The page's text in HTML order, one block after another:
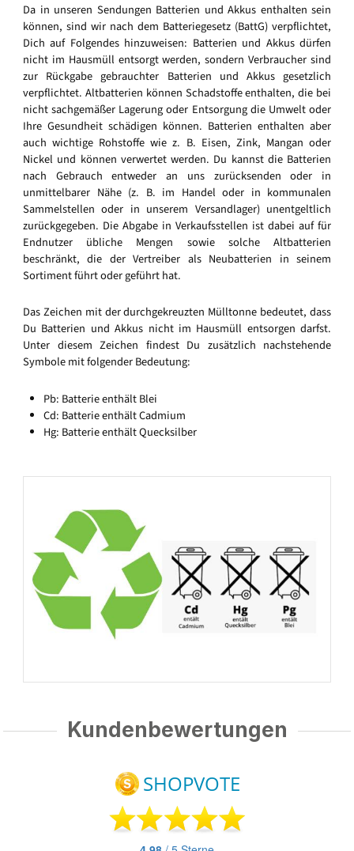
Da in unseren Sendungen Batterien und Akkus enthalten sein
können, sind wir nach dem Batteriegesetz (BattG) verpflichtet,
Dich auf Folgendes hinzuweisen: Batterien und Akkus dürfen
nicht im Hausmüll entsorgt werden, sondern Verbraucher sind
zur Rückgabe gebrauchter Batterien und Akkus gesetzlich
verpflichtet. Altbatterien können Schadstoffe enthalten, die bei
nicht sachgemäßer Lagerung oder Entsorgung die Umwelt oder
Ihre Gesundheit schädigen können. Batterien enthalten aber
auch wichtige Rohstoffe wie z. B. Eisen, Zink, Mangan oder
Nickel und können verwertet werden. Du kannst die Batterien
nach Gebrauch entweder an uns zurücksenden oder in
unmittelbarer Nähe (z. B. im Handel oder in kommunalen
Sammelstellen oder in unserem Versandlager) unentgeltlich
zurückgegeben. Die Abgabe in Verkaufsstellen ist dabei auf für
Endnutzer übliche Mengen sowie solche Altbatterien
beschränkt, die der Vertreiber als Neubatterien in seinem
Sortiment führt oder geführt hat.
Das Zeichen mit der durchgekreuzten Mülltonne bedeutet, dass
Du Batterien und Akkus nicht im Hausmüll entsorgen darfst.
Unter diesem Zeichen findest Du zusätzlich nachstehende
Symbole mit folgender Bedeutung:
Pb: Batterie enthält Blei
Cd: Batterie enthält Cadmium
Hg: Batterie enthält Quecksilber
Kundenbewertungen